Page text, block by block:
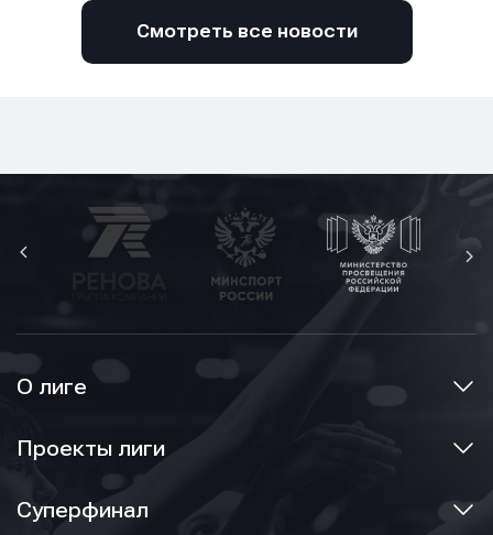
Смотреть все новости
О лиге
Проекты лиги
Суперфинал